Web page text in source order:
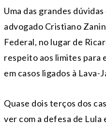
Uma das grandes
advogado Cristiano
Federal, no lugar de
respeito aos limites para
em casos ligados à Lava-
Quase dois terços dos
ver com a defesa de Lula